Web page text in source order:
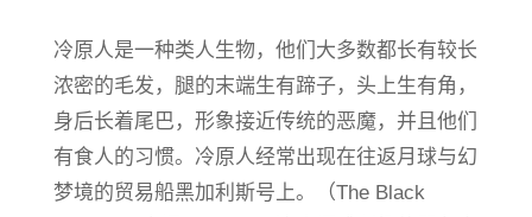
冷原人是一种类人生物，他们大多数都长有较长
浓密的毛发，腿的末端生有蹄子，头上生有角，
身后长着尾巴，形象接近传统的恶魔，并且他们
有食人的习惯。冷原人经常出现在往返月球与幻
梦境的贸易船黑加利斯号上。（The Black